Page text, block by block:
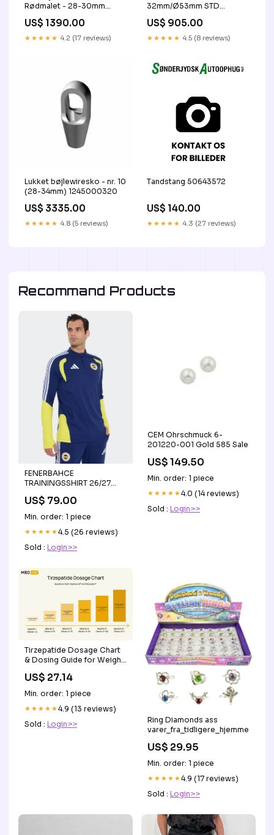
Rødmalet - 28-30mm
4015500016
US$ 1390.00
★★★★★ 4.2 (17 reviews)
32mm/Ø53mm STD
2606400045
US$ 905.00
★★★★★ 4.5 (8 reviews)
Lukket bøjlewiresko - nr. 10
(28-34mm) 1245000320
US$ 3335.00
★★★★★ 4.8 (5 reviews)
Tandstang 50643572
US$ 140.00
★★★★★ 4.3 (27 reviews)
Recommand Products
FENERBAHCE
TRAININGSSHIRT 26/27
US$ 79.00
Min. order: 1 piece
★★★★★4.5 (26 reviews)
Sold : Login>>
CEM Ohrschmuck 6-
201220-001 Gold 585 Sale
US$ 149.50
Min. order: 1 piece
★★★★★4.0 (14 reviews)
Sold : Login>>
Tirzepatide Dosage Chart
& Dosing Guide for Weight
US$ 27.14
Min. order: 1 piece
★★★★★4.9 (13 reviews)
Sold : Login>>
Ring Diamonds ass
varer_fra_tidligere_hjemmeside
US$ 29.95
Min. order: 1 piece
★★★★★4.9 (17 reviews)
Sold : Login>>